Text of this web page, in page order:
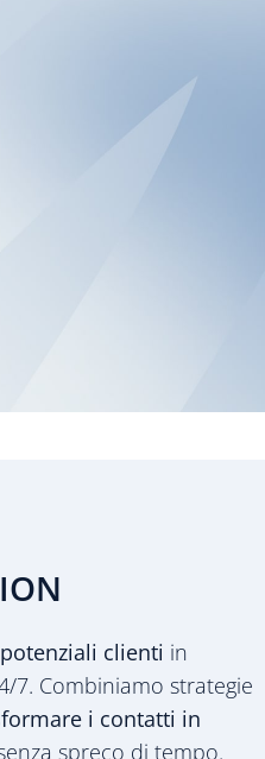
clienti in
7. Combiniamo strategie
i contatti in
spreco di tempo.